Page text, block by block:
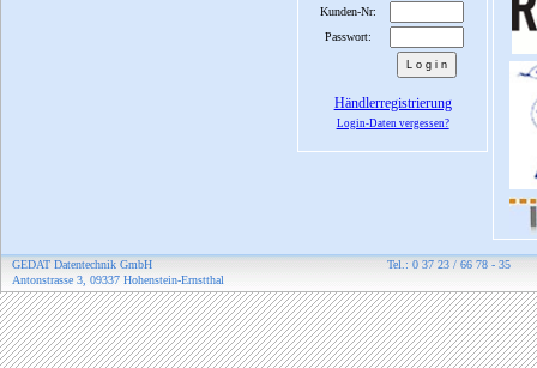
Kunden-Nr:
Passwort:
Händlerregistrierung
Login-Daten vergessen?
GEDAT Datentechnik GmbH
Tel.: 0 37 23 / 66 78 - 35
Antonstrasse 3, 09337 Hohenstein-Ernstthal